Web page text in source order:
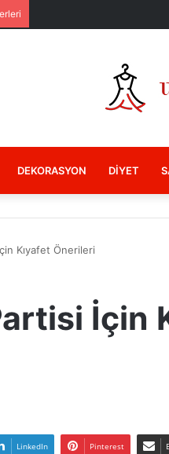
DEKORASYON DIYET
Kıyafet Önerileri
İçin
LinkedIn Pinterest